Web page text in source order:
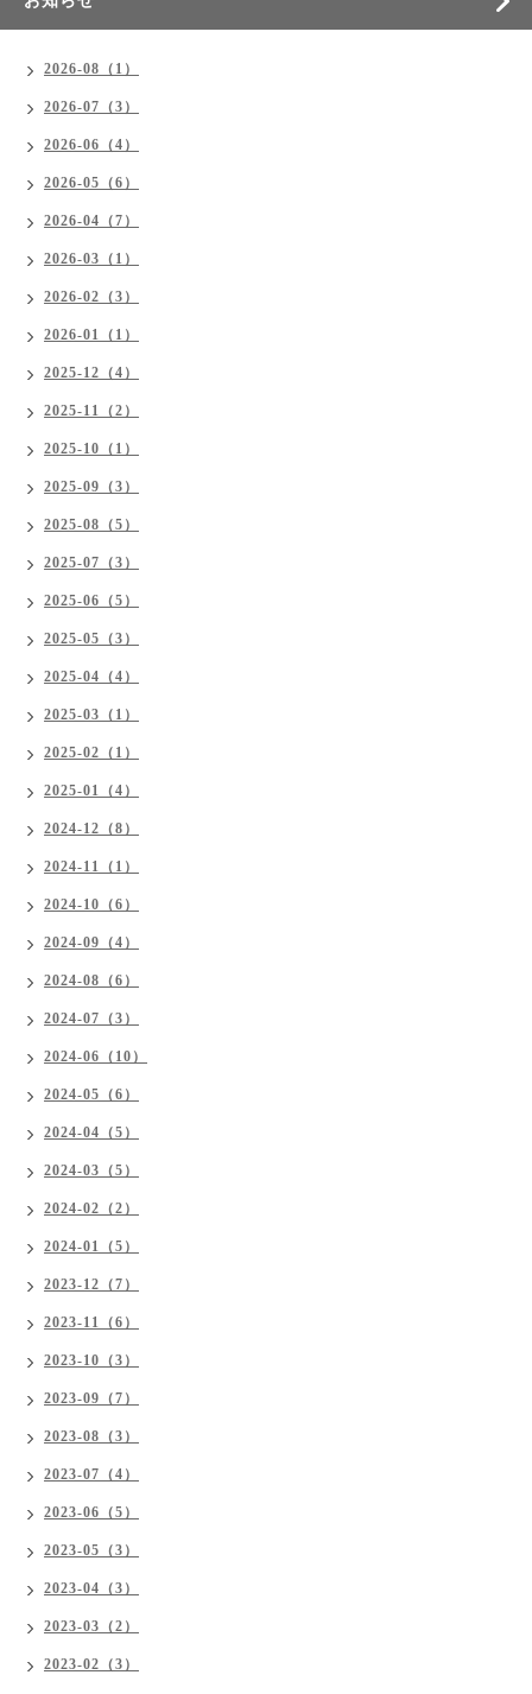
2026-08（1）
2026-07（3）
2026-06（4）
2026-05（6）
2026-04（7）
2026-03（1）
2026-02（3）
2026-01（1）
2025-12（4）
2025-11（2）
2025-10（1）
2025-09（3）
2025-08（5）
2025-07（3）
2025-06（5）
2025-05（3）
2025-04（4）
2025-03（1）
2025-02（1）
2025-01（4）
2024-12（8）
2024-11（1）
2024-10（6）
2024-09（4）
2024-08（6）
2024-07（3）
2024-06（10）
2024-05（6）
2024-04（5）
2024-03（5）
2024-02（2）
2024-01（5）
2023-12（7）
2023-11（6）
2023-10（3）
2023-09（7）
2023-08（3）
2023-07（4）
2023-06（5）
2023-05（3）
2023-04（3）
2023-03（2）
2023-02（3）